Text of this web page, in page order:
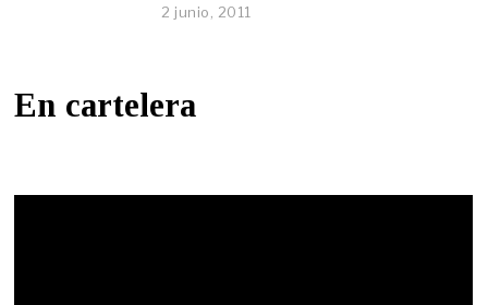
2 junio, 2011
En cartelera